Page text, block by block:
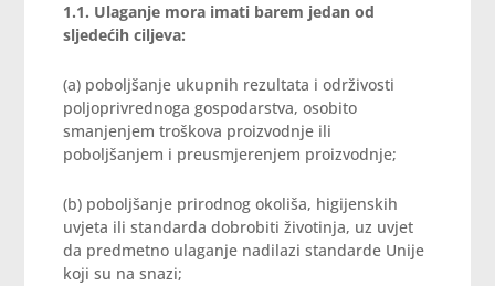
1.1. Ulaganje mora imati barem jedan od
sljedećih ciljeva:
(a) poboljšanje ukupnih rezultata i održivosti
poljoprivrednoga gospodarstva, osobito
smanjenjem troškova proizvodnje ili
poboljšanjem i preusmjerenjem proizvodnje;
(b) poboljšanje prirodnog okoliša, higijenskih
uvjeta ili standarda dobrobiti životinja, uz uvjet
da predmetno ulaganje nadilazi standarde Unije
koji su na snazi;